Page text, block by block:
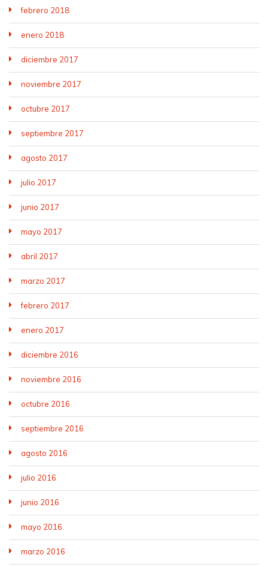
febrero 2018
enero 2018
diciembre 2017
noviembre 2017
octubre 2017
septiembre 2017
agosto 2017
julio 2017
junio 2017
mayo 2017
abril 2017
marzo 2017
febrero 2017
enero 2017
diciembre 2016
noviembre 2016
octubre 2016
septiembre 2016
agosto 2016
julio 2016
junio 2016
mayo 2016
marzo 2016